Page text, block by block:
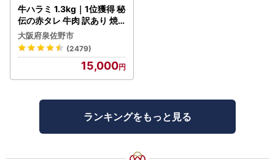
牛ハラミ 1.3kg｜1位獲得 秘
伝の赤タレ 牛肉 訳あり 焼
肉 BBQ
大阪府泉佐野市
(2479)
15,000
ランキングをもっと見る